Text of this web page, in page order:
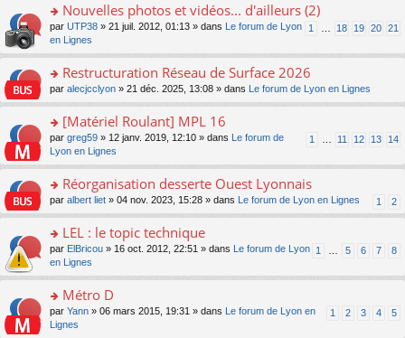
u
s
ré
c
e
nt
o
n
lu
le
u
s
ré
c
e
nt
g
e
n
o
n
lu
u
s
ré
c
e
er
le
m
e
s
s
e
n
o
n
lu
pl
s
ré
c
e
o
n
s
er
le
m
e
s
s
e
n
o
n
le
s
ré
Nouvelles photos et vidéos... d'ailleurs (2)
1 18 19 20 21
par UTP38 » 21 juil. 2012, 01:13 » dans
Le forum de Lyon
en Lignes
o
n
ult
er
le
m
e
s
g
e
n
o
n
le
Restructuration Réseau de Surface 2026
par alecjcclyon » 21 déc. 2025, 13:08 » dans Le forum de Lyon en Lignes
o
s
er
le
m
e
s
s
e
n
o
[Matériel Roulant] MPL 16
1 11 12 13 14
par greg59 » 12 janv. 2019, 12:10 » dans
Le forum de
Lyon en Lignes
o
n
ult
er
le
m
e
s
s
Réorganisation desserte Ouest Lyonnais
1 2
par albert liet » 04 nov. 2023, 15:28 » dans Le forum de Lyon en Lignes
o
n
s
er
le
m
LEL : le topic technique
1 5 6 7 8
par ElBricou » 16 oct. 2012, 22:51 » dans
Le forum de Lyon
en Lignes
o
Métro D
1 2 3 4 5
par Yann » 06 mars 2015, 19:31 » dans
Le forum de Lyon en
Lignes